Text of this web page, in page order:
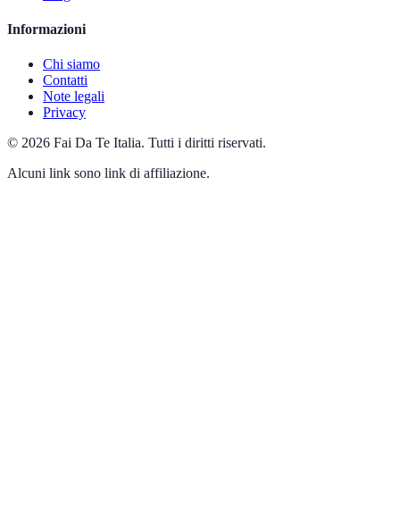
Informazioni
Chi siamo
Contatti
Note legali
Privacy
© 2026 Fai Da Te Italia. Tutti i diritti riservati.
Alcuni link sono link di affiliazione.